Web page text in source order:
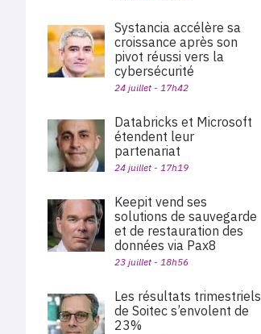
Systancia accélère sa
croissance après son
pivot réussi vers la
cybersécurité
24 juillet - 17h42
Databricks et Microsoft
étendent leur
partenariat
24 juillet - 17h19
Keepit vend ses
solutions de sauvegarde
et de restauration des
données via Pax8
23 juillet - 18h56
Les résultats trimestriels
de Soitec s’envolent de
23%